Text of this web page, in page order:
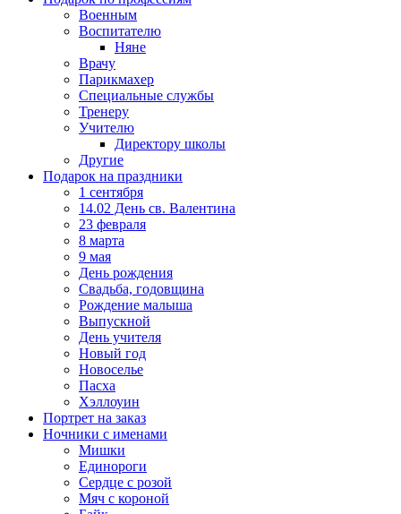
Военным
Воспитателю
Няне
Врачу
Парикмахер
Специальные службы
Тренеру
Учителю
Директору школы
Другие
Подарок на праздники
1 сентября
14.02 День св. Валентина
23 февраля
8 марта
9 мая
День рождения
Свадьба, годовщина
Рождение малыша
Выпускной
День учителя
Новый год
Новоселье
Пасха
Хэллоуин
Портрет на заказ
Ночники с именами
Мишки
Единороги
Сердце с розой
Мяч с короной